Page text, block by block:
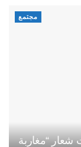
مجتمع
شعار “مغاربة